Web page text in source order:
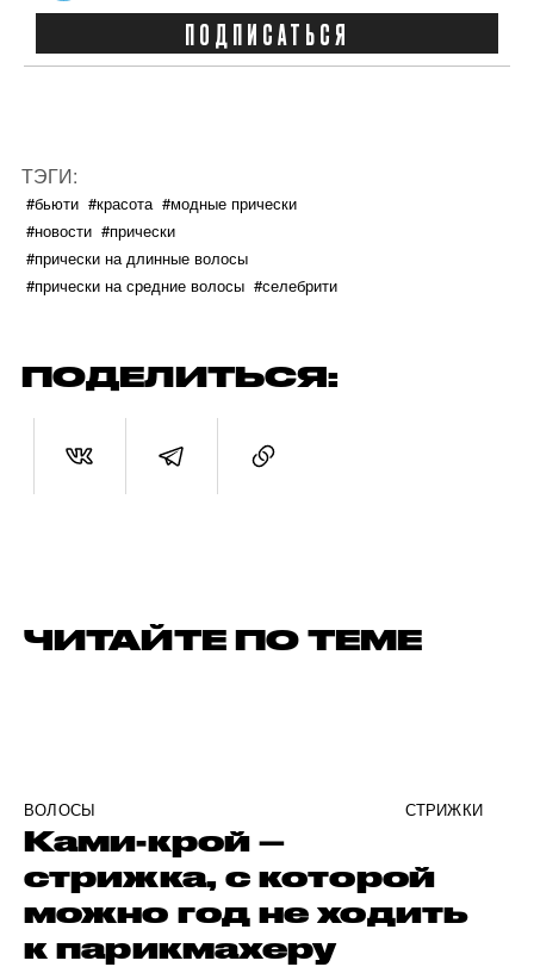
ПОДПИСАТЬСЯ
ТЭГИ:
#бьюти #красота #модные прически
#новости #прически
#прически на длинные волосы
#прически на средние волосы #селебрити
ПОДЕЛИТЬСЯ:
ЧИТАЙТЕ ПО ТЕМЕ
ВОЛОСЫ СТРИЖКИ
Ками-крой –
стрижка, с которой
можно год не ходить
к парикмахеру